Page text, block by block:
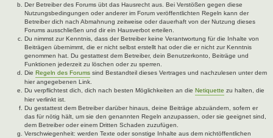
Der Betreiber des Forums übt das Hausrecht aus. Bei Verstößen gegen diese
Nutzungsbedingungen oder anderer im Forum veröffentlichten Regeln kann der
Betreiber dich nach Abmahnung zeitweise oder dauerhaft von der Nutzung dieses
Forums ausschließen und dir ein Hausverbot erteilen.
Du nimmst zur Kenntnis, dass der Betreiber keine Verantwortung für die Inhalte von
Beiträgen übernimmt, die er nicht selbst erstellt hat oder die er nicht zur Kenntnis
genommen hat. Du gestattest dem Betreiber, dein Benutzerkonto, Beiträge und
Funktionen jederzeit zu löschen oder zu sperren.
Die Regeln des Forums sind Bestandteil dieses Vertrages und nachzulesen unter dem
hier angegebenen Link.
Du verpflichtest dich, dich nach besten Möglichkeiten an die Netiquette zu halten, die
hier verlinkt ist.
Du gestattest dem Betreiber darüber hinaus, deine Beiträge abzuändern, sofern er
das für nötig hält, um sie den genannten Regeln anzupassen, oder sie geeignet sind,
dem Betreiber oder einem Dritten Schaden zuzufügen.
Verschwiegenheit: werden Texte oder sonstige Inhalte aus dem nichtöffentlichen